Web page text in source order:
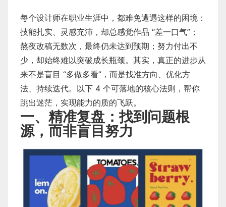
每个设计师在职业生涯中，都难免遭遇这样的困境：
技能扎实、灵感充沛，却总感觉作品 “差一口气”；
熬夜改稿无数次，最终仍未达到预期；努力付出不
少，却始终难以突破成长瓶颈。其实，真正的进步从
来不是盲目 “多做多看”，而是找准方向、优化方
法、持续迭代。以下 4 个可落地的核心法则，帮你
跳出迷茫，实现能力的质的飞跃。
一、精准复盘：找到问题根
源，而非盲目努力